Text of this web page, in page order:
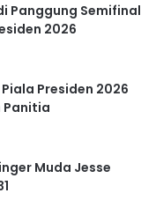
Panggung Semifinal
2026
Presiden 2026
Panitia
Muda Jesse